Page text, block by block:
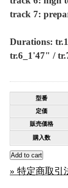
track 7:
Durations:
tr.6_1'47" /
型番
定価
販売価格
購入数
» 特定商取引